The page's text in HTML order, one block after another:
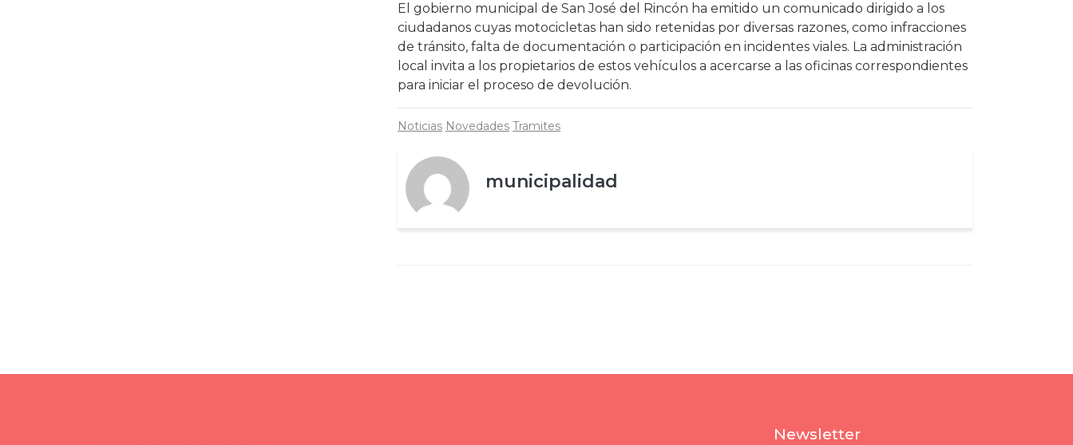
El gobierno municipal de San José del Rincón ha emitido un comunicado dirigido a los
ciudadanos cuyas motocicletas han sido retenidas por diversas razones, como infracciones
de tránsito, falta de documentación o participación en incidentes viales. La administración
local invita a los propietarios de estos vehículos a acercarse a las oficinas correspondientes
para iniciar el proceso de devolución.
Noticias Novedades Tramites
municipalidad
Newsletter